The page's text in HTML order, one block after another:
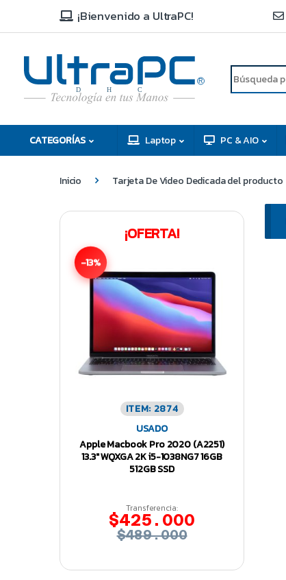
¡Bienvenido a UltraPC!
C
H
D
R
CATEGORÍAS Laptop PC & AIO
Inicio Tarjeta De Video Dedicada del producto
¡OFERTA!
-13%
ITEM: 2874
USADO
Apple Macbook Pro 2020 (A2251)
13.3″ WQXGA 2K i5-1038NG7 16GB
512GB SSD
Transferencia:
$425.000
$489.000